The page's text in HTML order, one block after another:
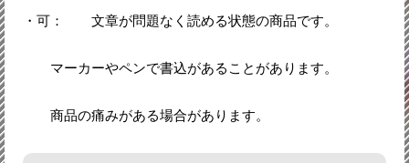
・可： 文章が問題なく読める状態の商品です。
マーカーやペンで書込があることがあります。
商品の痛みがある場合があります。